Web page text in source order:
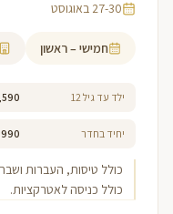
27-30 באוגוסט
חמישי – ראשון
ילד עד גיל 12
יחיד בחדר
כולל טיסות, העברות
כולל כניסה לאטרקציות.